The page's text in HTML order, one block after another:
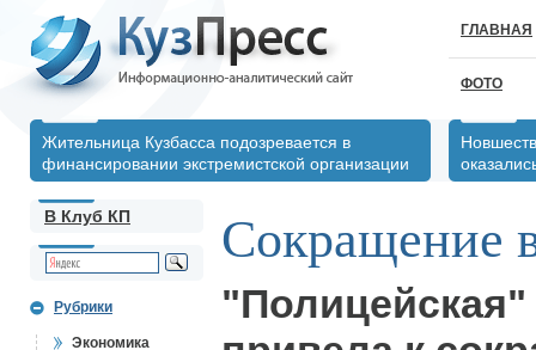
ГЛАВНАЯ
ФОТО
Жительница Кузбасса подозревается в
финансировании экстремистской организации
В Клуб КП
Рубрики
Экономика
Сокращение